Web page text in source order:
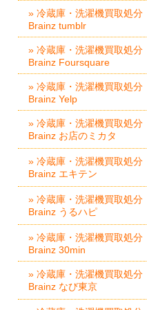
» 冷蔵庫・洗濯機買取処分
Brainz tumblr
» 冷蔵庫・洗濯機買取処分
Brainz Foursquare
» 冷蔵庫・洗濯機買取処分
Brainz Yelp
» 冷蔵庫・洗濯機買取処分
Brainz お店のミカタ
» 冷蔵庫・洗濯機買取処分
Brainz エキテン
» 冷蔵庫・洗濯機買取処分
Brainz うるハピ
» 冷蔵庫・洗濯機買取処分
Brainz 30min
» 冷蔵庫・洗濯機買取処分
Brainz なび東京